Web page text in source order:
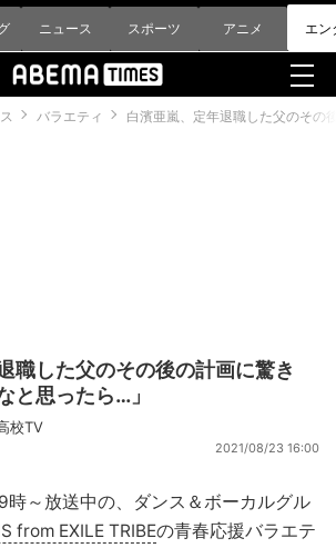
ニュース スポーツ アニメ エン
バラエティ 白濱亜嵐、定年退職した父のその
職した父のその後の計画に驚き
と思ったら…」
校TV
2021/08/23 16:00
～放送中の、ダンス＆ボーカルグル
from EXILE TRIBEの青春応援バラエテ